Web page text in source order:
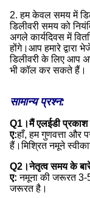
2. हम केवल समय में
डिलीवरी समय को
अगले कार्यदिवस में
होंगे।आप हमारे
डिलीवरी के लिए आप
भी कॉल कर सकते हैं।
सामान्य प्रश्न:
Q1।मैं एलईडी
ए:हाँ, हम गुणवत्ता और
हैं।मिश्रित नमूने
Q2।नेतृत्व समय के
ए: नमूना की जरूरत 3-5
जरूरत है।